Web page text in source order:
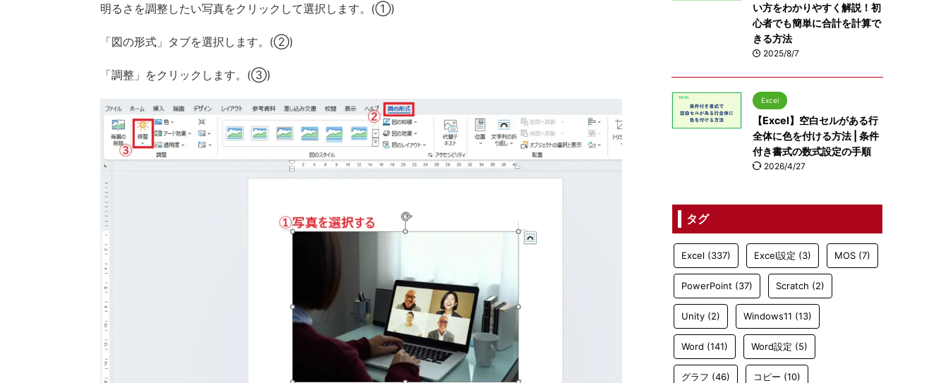
明るさを調整したい写真をクリックして選択します。(①)
「図の形式」タブを選択します。(②)
「調整」をクリックします。(③)
い方をわかりやすく解説！初
心者でも簡単に合計を計算で
きる方法
2025/8/7
Excel
【Excel】空白セルがある行
全体に色を付ける方法 | 条件
付き書式の数式設定の手順
2026/4/27
タグ
Excel (337) Excel設定 (3) MOS (7)
PowerPoint (37) Scratch (2)
Unity (2) Windows11 (13)
Word (141) Word設定 (5)
グラフ (46) コピー (10)